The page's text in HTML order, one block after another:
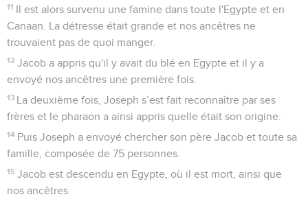
11 Il est alors survenu une famine dans toute l'Egypte et en
Canaan. La détresse était grande et nos ancêtres ne
trouvaient pas de quoi manger.
12 Jacob a appris qu'il y avait du blé en Egypte et il y a
envoyé nos ancêtres une première fois.
13 La deuxième fois, Joseph s’est fait reconnaître par ses
frères et le pharaon a ainsi appris quelle était son origine.
14 Puis Joseph a envoyé chercher son père Jacob et toute sa
famille, composée de 75 personnes.
15 Jacob est descendu en Egypte, où il est mort, ainsi que
nos ancêtres.